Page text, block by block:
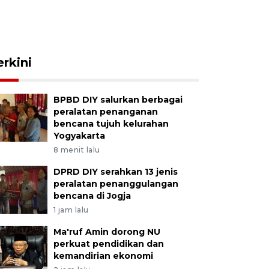
BPBD DIY salurkan berbagai
peralatan penanganan
bencana tujuh kelurahan
Yogyakarta
8 menit lalu
DPRD DIY serahkan 13 jenis
peralatan penanggulangan
bencana di Jogja
1 jam lalu
Ma'ruf Amin dorong NU
perkuat pendidikan dan
kemandirian ekonomi